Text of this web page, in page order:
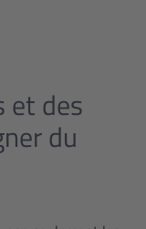
et des
du